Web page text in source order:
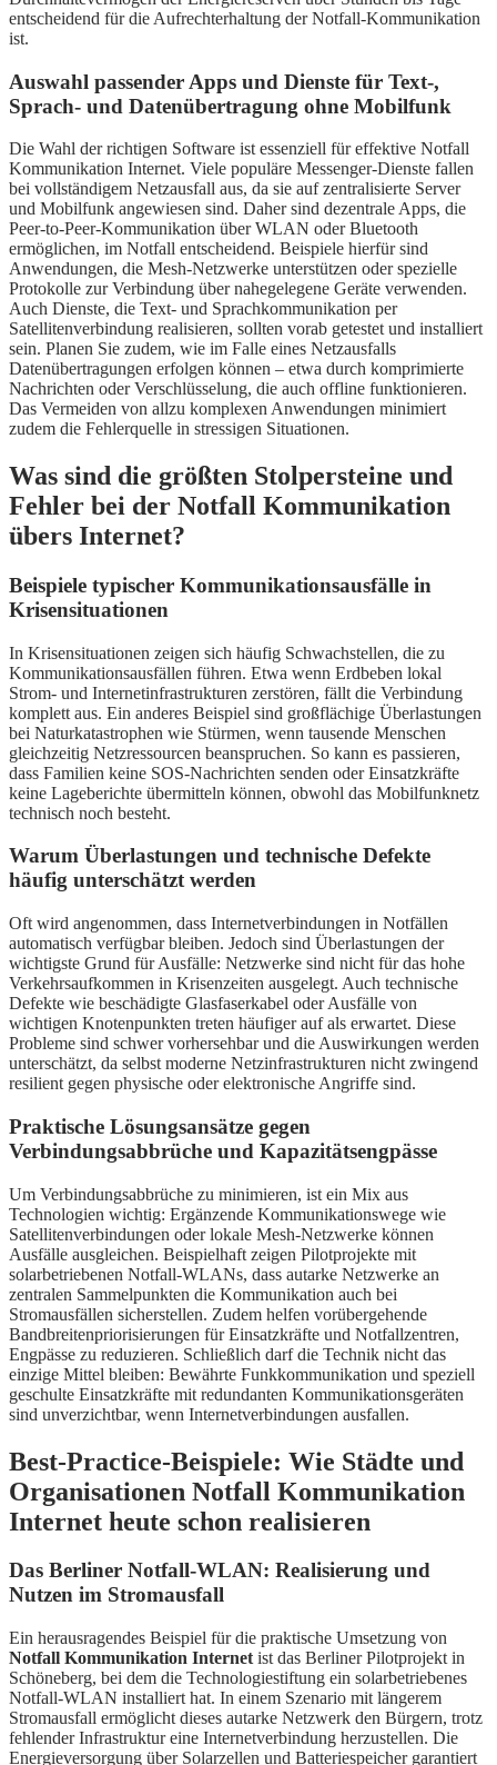
entscheidend für die Aufrechterhaltung der Notfall-Kommunikation
ist.
Auswahl passender Apps und Dienste für Text-,
Sprach- und Datenübertragung ohne Mobilfunk
Die Wahl der richtigen Software ist essenziell für effektive Notfall
Kommunikation Internet. Viele populäre Messenger-Dienste fallen
bei vollständigem Netzausfall aus, da sie auf zentralisierte Server
und Mobilfunk angewiesen sind. Daher sind dezentrale Apps, die
Peer-to-Peer-Kommunikation über WLAN oder Bluetooth
ermöglichen, im Notfall entscheidend. Beispiele hierfür sind
Anwendungen, die Mesh-Netzwerke unterstützen oder spezielle
Protokolle zur Verbindung über nahegelegene Geräte verwenden.
Auch Dienste, die Text- und Sprachkommunikation per
Satellitenverbindung realisieren, sollten vorab getestet und installiert
sein. Planen Sie zudem, wie im Falle eines Netzausfalls
Datenübertragungen erfolgen können – etwa durch komprimierte
Nachrichten oder Verschlüsselung, die auch offline funktionieren.
Das Vermeiden von allzu komplexen Anwendungen minimiert
zudem die Fehlerquelle in stressigen Situationen.
Was sind die größten Stolpersteine und
Fehler bei der Notfall Kommunikation
übers Internet?
Beispiele typischer Kommunikationsausfälle in
Krisensituationen
In Krisensituationen zeigen sich häufig Schwachstellen, die zu
Kommunikationsausfällen führen. Etwa wenn Erdbeben lokal
Strom- und Internetinfrastrukturen zerstören, fällt die Verbindung
komplett aus. Ein anderes Beispiel sind großflächige Überlastungen
bei Naturkatastrophen wie Stürmen, wenn tausende Menschen
gleichzeitig Netzressourcen beanspruchen. So kann es passieren,
dass Familien keine SOS-Nachrichten senden oder Einsatzkräfte
keine Lageberichte übermitteln können, obwohl das Mobilfunknetz
technisch noch besteht.
Warum Überlastungen und technische Defekte
häufig unterschätzt werden
Oft wird angenommen, dass Internetverbindungen in Notfällen
automatisch verfügbar bleiben. Jedoch sind Überlastungen der
wichtigste Grund für Ausfälle: Netzwerke sind nicht für das hohe
Verkehrsaufkommen in Krisenzeiten ausgelegt. Auch technische
Defekte wie beschädigte Glasfaserkabel oder Ausfälle von
wichtigen Knotenpunkten treten häufiger auf als erwartet. Diese
Probleme sind schwer vorhersehbar und die Auswirkungen werden
unterschätzt, da selbst moderne Netzinfrastrukturen nicht zwingend
resilient gegen physische oder elektronische Angriffe sind.
Praktische Lösungsansätze gegen
Verbindungsabbrüche und Kapazitätsengpässe
Um Verbindungsabbrüche zu minimieren, ist ein Mix aus
Technologien wichtig: Ergänzende Kommunikationswege wie
Satellitenverbindungen oder lokale Mesh-Netzwerke können
Ausfälle ausgleichen. Beispielhaft zeigen Pilotprojekte mit
solarbetriebenen Notfall-WLANs, dass autarke Netzwerke an
zentralen Sammelpunkten die Kommunikation auch bei
Stromausfällen sicherstellen. Zudem helfen vorübergehende
Bandbreitenpriorisierungen für Einsatzkräfte und Notfallzentren,
Engpässe zu reduzieren. Schließlich darf die Technik nicht das
einzige Mittel bleiben: Bewährte Funkkommunikation und speziell
geschulte Einsatzkräfte mit redundanten Kommunikationsgeräten
sind unverzichtbar, wenn Internetverbindungen ausfallen.
Best-Practice-Beispiele: Wie Städte und
Organisationen Notfall Kommunikation
Internet heute schon realisieren
Das Berliner Notfall-WLAN: Realisierung und
Nutzen im Stromausfall
Ein herausragendes Beispiel für die praktische Umsetzung von
Notfall Kommunikation Internet ist das Berliner Pilotprojekt in
Schöneberg, bei dem die Technologiestiftung ein solarbetriebenes
Notfall-WLAN installiert hat. In einem Szenario mit längerem
Stromausfall ermöglicht dieses autarke Netzwerk den Bürgern, trotz
fehlender Infrastruktur eine Internetverbindung herzustellen. Die
Energieversorgung über Solarzellen und Batteriespeicher garantiert